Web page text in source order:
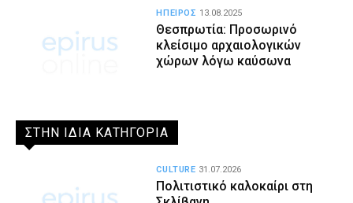
Θεσπρωτία: Προσωρινό
κλείσιμο αρχαιολογικών
χώρων λόγω καύσωνα
ΗΠΕΙΡΟΣ 13.08.2025
ΣΤΗΝ ΙΔΙΑ ΚΑΤΗΓΟΡΙΑ
Πολιτιστικό καλοκαίρι στη
CULTURE 31.07.2026